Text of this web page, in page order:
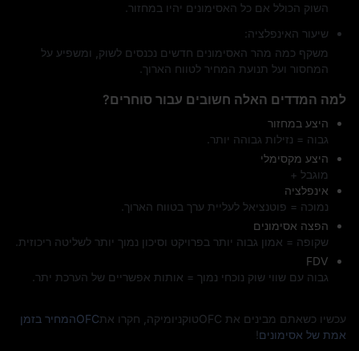
השוק הכולל אם כל האסימונים יהיו במחזור.
שיעור האינפלציה:
משקף כמה מהר האסימונים חדשים נכנסים לשוק, ומשפיע על
המחסור ועל תנועת המחיר לטווח הארוך.
למה המדדים האלה חשובים עבור סוחרים?
היצע במחזור
גבוה = נזילות גבוהה יותר.
היצע מקסימלי
מוגבל +
אינפלציה
נמוכה = פוטנציאל לעליית ערך בטווח הארוך.
הפצה אסימונים
שקופה = אמון גבוה יותר בפרויקט וסיכון נמוך יותר לשליטה ריכוזית.
FDV
גבוה עם שווי שוק נוכחי נמוך = אותות אפשריים של הערכת יתר.
עכשיו כשאתם מבינים את OFCטוקניומיקה, חקרו את
OFCהמחיר בזמן
אמת של אסימונים!